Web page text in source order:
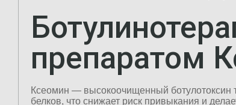
препаратом
Ксеомин — высокоочищенный ботулотоксин
белков, что снижает риск привыкания и